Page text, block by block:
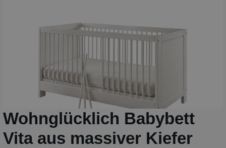
Wohnglücklich Babybett
Vita aus massiver Kiefer